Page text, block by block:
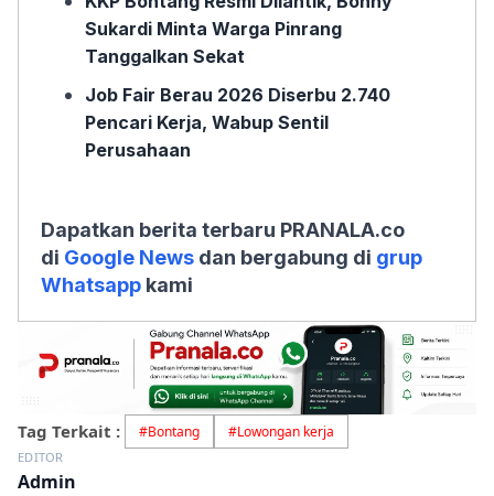
Sukardi Minta Warga Pinrang
Tanggalkan Sekat
Job Fair Berau 2026 Diserbu 2.740
Pencari Kerja, Wabup Sentil
Perusahaan
Dapatkan berita terbaru PRANALA.co
di Google News dan bergabung di grup
Whatsapp kami
Tag Terkait : #Bontang #Lowongan kerja
EDITOR
Admin